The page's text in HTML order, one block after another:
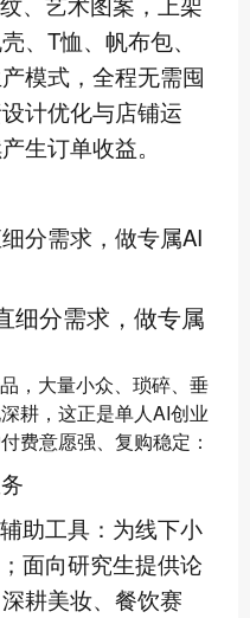
、T恤、帆布包、
模式，全程无需囤
计优化与店铺运
生订单收益。
分需求，做专属AI
细分需求，做专属
，大量小众、琐碎、垂
耕，这正是单人AI创业
费意愿强、复购稳定：
助工具：为线下小
面向研究生提供论
耕美妆、餐饮赛